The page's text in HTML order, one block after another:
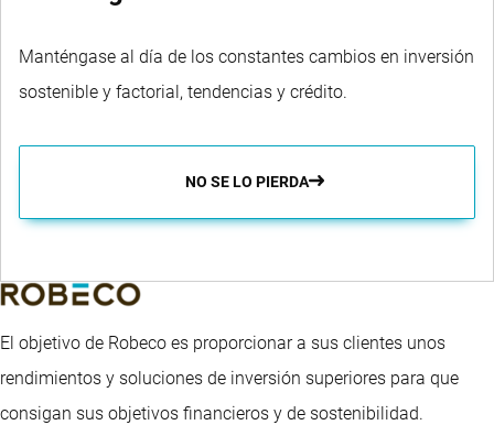
Manténgase al día de los constantes cambios en inversión
sostenible y factorial, tendencias y crédito.
NO SE LO PIERDA
El objetivo de Robeco es proporcionar a sus clientes unos
rendimientos y soluciones de inversión superiores para que
consigan sus objetivos financieros y de sostenibilidad.